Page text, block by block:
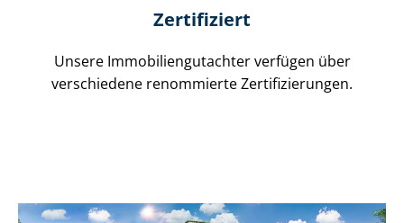
Zertifiziert
Unsere Immobilien­gutachter verfügen über
verschiedene renommierte Zer­ti­fi­zie­run­gen.